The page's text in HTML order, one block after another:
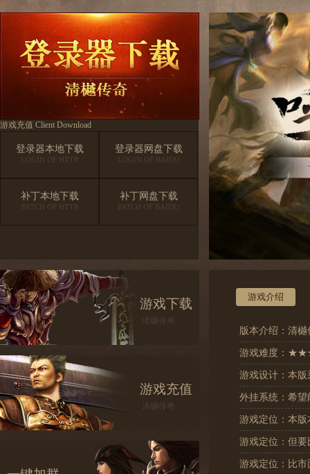
游戏充值 Client Download
登录器本地下载
LOGIN OF HTTP
登录器网盘下载
LOGIN OF BAIDU
补丁本地下载
PATCH OF HTTP
补丁网盘下载
PATCH OF BAIDU
游戏下载
清樾传奇
游戏充值
清樾传奇
游戏介绍
版本介绍：清
游戏难度：
游戏设计：本
外挂系统：希
游戏定位：本版
游戏定位：但要
游戏定位：比市